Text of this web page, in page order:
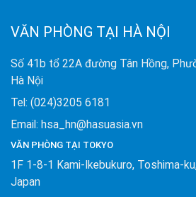
VĂN PHÒNG TẠI HÀ NỘI
Số 41b tổ 22A đường Tân Hồng,
Hà Nội
Tel: (024)3205 6181
Email: hsa_hn@hasuasia.vn
VĂN PHÒNG TẠI TOKYO
1F 1-8-1 Kami-Ikebukuro, Toshima-
Japan